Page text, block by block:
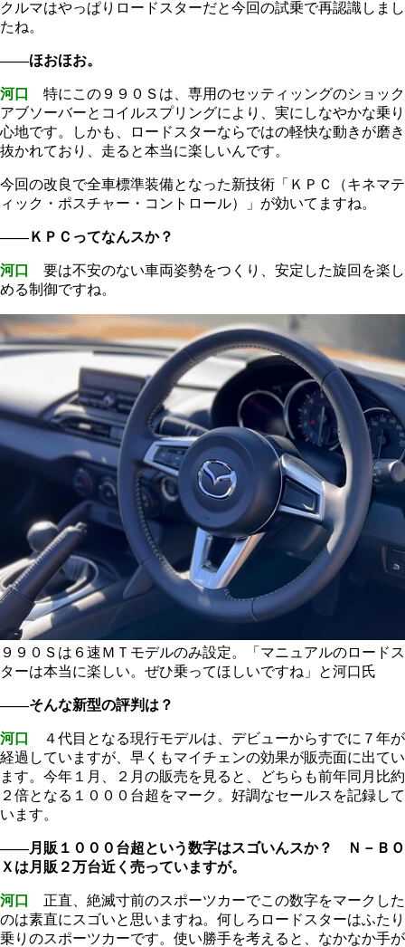
クルマはやっぱりロードスターだと今回の試乗で再認識しまし
たね。
――ほおほお。
河口
特にこの９９０Ｓは、専用のセッティッングのショック
アブソーバーとコイルスプリングにより、実にしなやかな乗り
心地です。しかも、ロードスターならではの軽快な動きが磨き
抜かれており、走ると本当に楽しいんです。
今回の改良で全車標準装備となった新技術「ＫＰＣ（キネマテ
ィック・ポスチャー・コントロール）」が効いてますね。
――ＫＰＣってなんスか？
河口
要は不安のない車両姿勢をつくり、安定した旋回を楽し
める制御ですね。
９９０Ｓは６速ＭＴモデルのみ設定。「マニュアルのロードス
ターは本当に楽しい。ぜひ乗ってほしいですね」と河口氏
――そんな新型の評判は？
河口
４代目となる現行モデルは、デビューからすでに７年が
経過していますが、早くもマイチェンの効果が販売面に出てい
ます。今年１月、２月の販売を見ると、どちらも前年同月比約
２倍となる１０００台超をマーク。好調なセールスを記録して
います。
――月販１０００台超という数字はスゴいんスか？ Ｎ－ＢＯ
Ｘは月販２万台近く売っていますが。
河口
正直、絶滅寸前のスポーツカーでこの数字をマークした
のは素直にスゴいと思いますね。何しろロードスターはふたり
乗りのスポーツカーです。使い勝手を考えると、なかなか手が